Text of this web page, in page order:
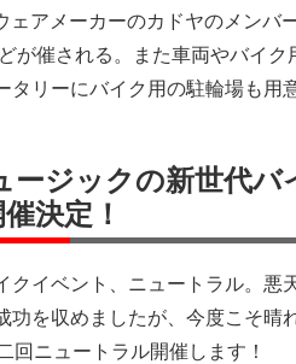
アメーカーのカドヤのメンバ
が催される。また車両やバイ
タリーにバイク用の駐輪場も用
ージックの新世代バ
決定！
クイベント、ニュートラル。悪
功を収めましたが、今度こそ晴
回ニュートラル開催します！